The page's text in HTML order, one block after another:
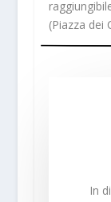
(Piazza dei
In